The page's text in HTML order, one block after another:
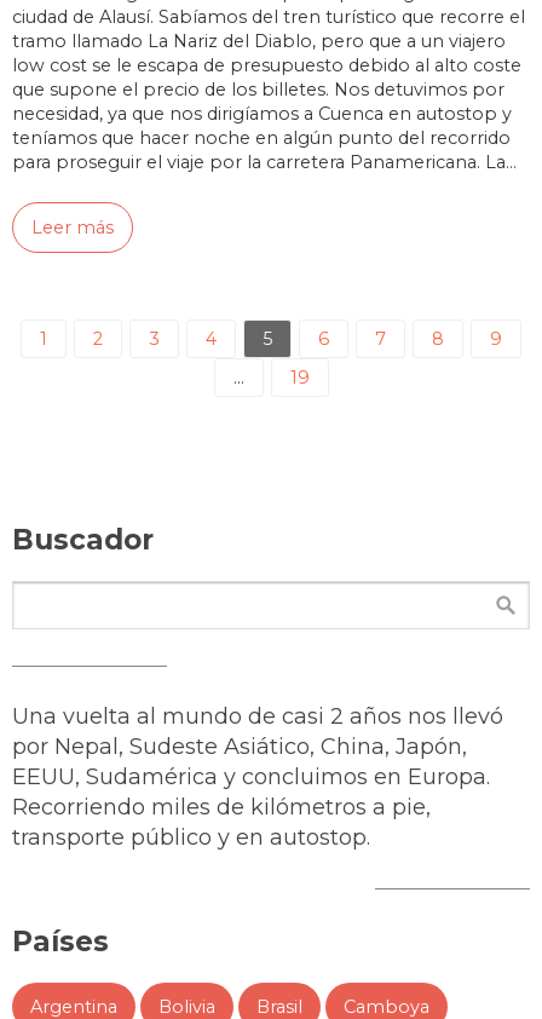
ciudad de Alausí. Sabíamos del tren turístico que recorre el
tramo llamado La Nariz del Diablo, pero que a un viajero
low cost se le escapa de presupuesto debido al alto coste
que supone el precio de los billetes. Nos detuvimos por
necesidad, ya que nos dirigíamos a Cuenca en autostop y
teníamos que hacer noche en algún punto del recorrido
para proseguir el viaje por la carretera Panamericana. La…
Leer más
1 2 3 4 5 6 7 8
9
…
19
Buscador
Una vuelta al mundo de casi 2 años nos llevó
por Nepal, Sudeste Asiático, China, Japón,
EEUU, Sudamérica y concluimos en Europa.
Recorriendo miles de kilómetros a pie,
transporte público y en autostop.
Países
Argentina Bolivia Brasil Camboya